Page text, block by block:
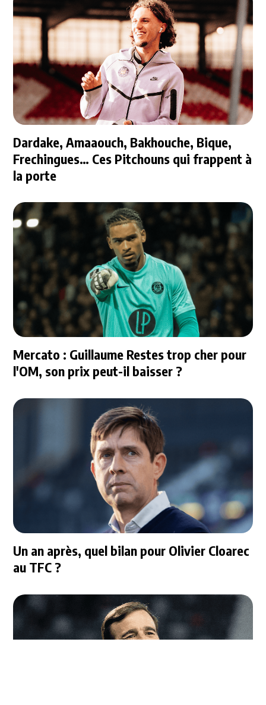
Dardake, Amaaouch, Bakhouche, Bique,
Frechingues… Ces Pitchouns qui frappent à
la porte
Mercato : Guillaume Restes trop cher pour
l'OM, son prix peut-il baisser ?
Un an après, quel bilan pour Olivier Cloarec
au TFC ?